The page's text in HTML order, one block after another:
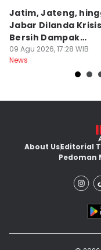
Jatim, Jateng,
Jabar Dilanda
Bersih Dampak
Kemarau
09 Agu 2026, 17:28 WIB
News
About UsEditorial
Pedoman